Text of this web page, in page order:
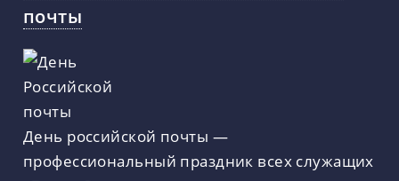
почты
День российской почты —
профессиональный праздник всех служащих